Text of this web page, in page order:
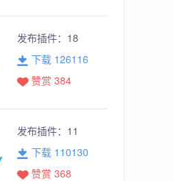
发布插件： 18
下载 126116
赞赏 384
发布插件： 11
下载 110130
赞赏 368